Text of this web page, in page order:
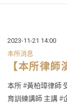
2023-11-21 14:00
本所消息
【本所律師
本所 #黃柏璋律師
育訓練講師 主講 #